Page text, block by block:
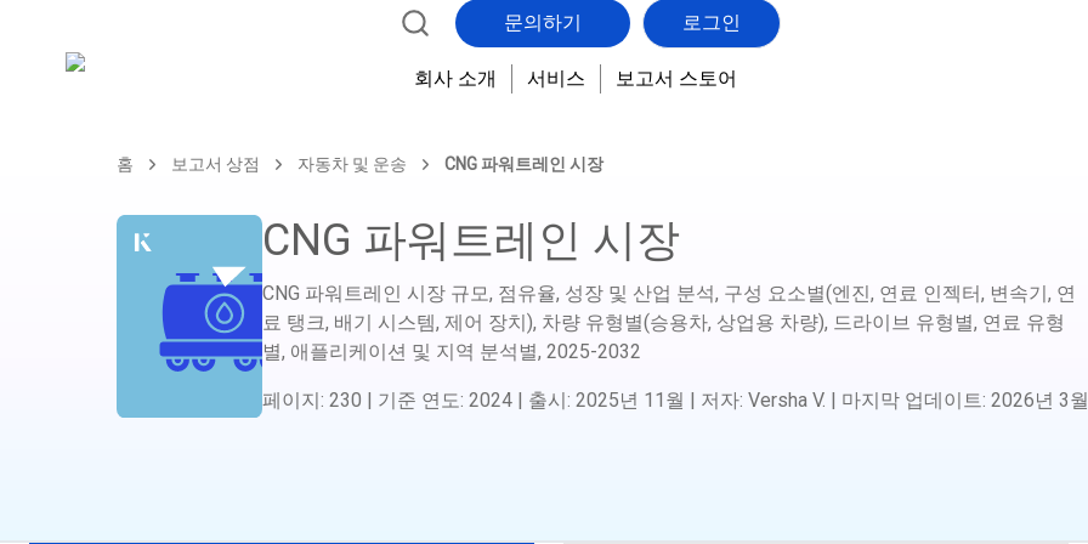
문의하기 로그인
회사 소개 서비스 보고서 스토어
홈 보고서 상점 자동차 및 운송 CNG 파워트레인 시장
CNG 파워트레인 시장
CNG 파워트레인 시장 규모, 점유율, 성장 및 산업 분석, 구성 요소별(엔진, 연료 인젝터, 변속기, 연
료 탱크, 배기 시스템, 제어 장치), 차량 유형별(승용차, 상업용 차량), 드라이브 유형별, 연료 유형
별, 애플리케이션 및 지역 분석별, 2025-2032
페이지 : 230 기준 연도: 2024 출시 : 2025년 11월 저자: Versha V. 마지막 업데이트: 2026년 3월